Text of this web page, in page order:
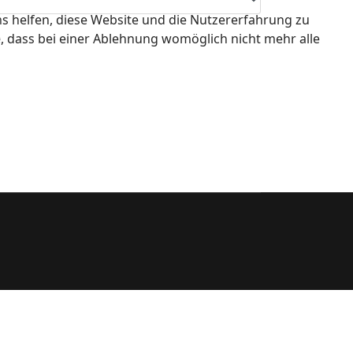
helfen, diese Website und die Nutzererfahrung zu
dass bei einer Ablehnung womöglich nicht mehr alle